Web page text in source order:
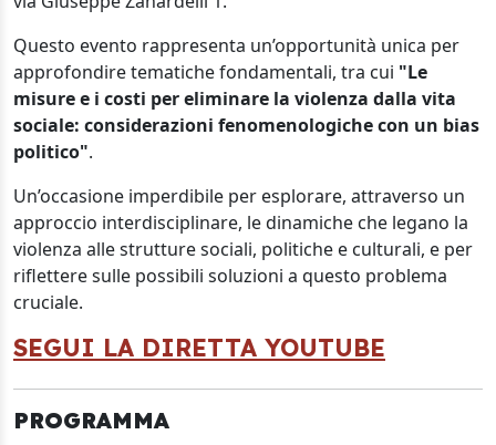
Questo evento rappresenta un’opportunità unica per
approfondire tematiche fondamentali, tra cui "Le
misure e i costi per eliminare la violenza dalla vita
sociale: considerazioni fenomenologiche con un bias
politico".
Un’occasione imperdibile per esplorare, attraverso un
approccio interdisciplinare, le dinamiche che legano la
violenza alle strutture sociali, politiche e culturali, e per
riflettere sulle possibili soluzioni a questo problema
cruciale.
SEGUI LA DIRETTA YOUTUBE
PROGRAMMA